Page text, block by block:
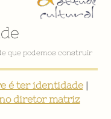
que podemos construir
é ter identidade|
diretor matriz